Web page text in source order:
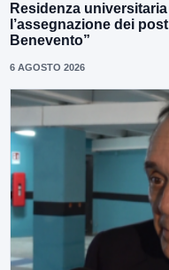
Residenza
l’assegnazione dei
Benevento”
6 AGOSTO 2026